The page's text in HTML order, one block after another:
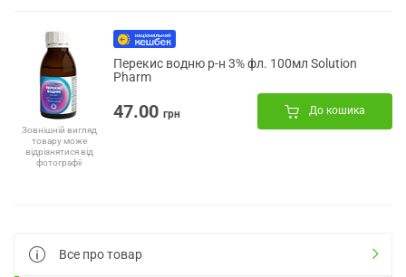
Зовнішній вигляд
товару може
відрізнятися від
фотографії
Перекис водню р-н 3% фл. 100мл Solution
Pharm
47.00 грн До кошика
Все про товар